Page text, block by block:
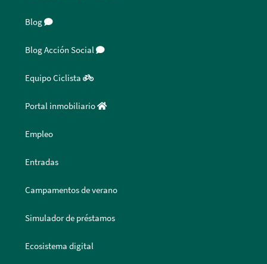
Blog
Blog Acción Social
Equipo Ciclista
Portal inmobiliario
Empleo
Entradas
Campamentos de verano
Simulador de préstamos
Ecosistema digital